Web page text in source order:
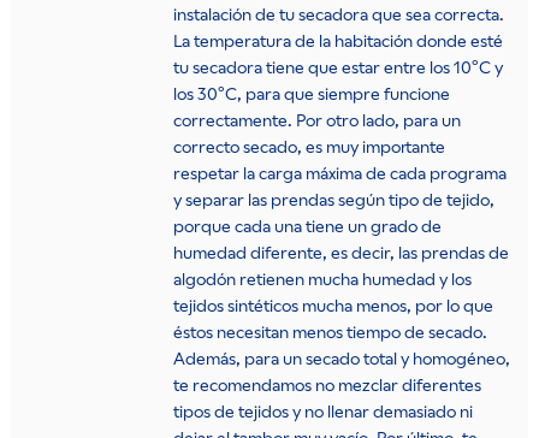
instalación de tu secadora que sea correcta.
La temperatura de la habitación donde esté
tu secadora tiene que estar entre los 10ºC y
los 30ºC, para que siempre funcione
correctamente. Por otro lado, para un
correcto secado, es muy importante
respetar la carga máxima de cada programa
y separar las prendas según tipo de tejido,
porque cada una tiene un grado de
humedad diferente, es decir, las prendas de
algodón retienen mucha humedad y los
tejidos sintéticos mucha menos, por lo que
éstos necesitan menos tiempo de secado.
Además, para un secado total y homogéneo,
te recomendamos no mezclar diferentes
tipos de tejidos y no llenar demasiado ni